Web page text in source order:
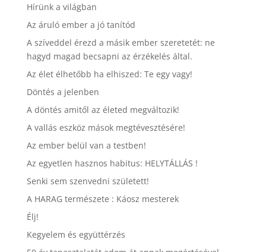
Hírünk a világban
Az áruló ember a jó tanítód
A szíveddel érezd a másik ember szeretetét: ne
hagyd magad becsapni az érzékelés által.
Az élet élhetőbb ha elhiszed: Te egy vagy!
Döntés a jelenben
A döntés amitől az életed megváltozik!
A vallás eszköz mások megtévesztésére!
Az ember belül van a testben!
Az egyetlen hasznos habitus: HELYTÁLLÁS !
Senki sem szenvedni született!
A HARAG természete : Káosz mesterek
Élj!
Kegyelem és együttérzés